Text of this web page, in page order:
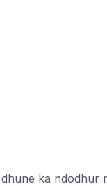
ka ndodhur